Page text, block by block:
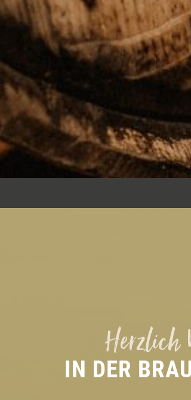
Herzlich
IN DER